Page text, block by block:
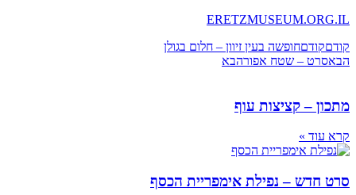
ERETZMUSEUM.ORG.IL
קודםקודםחופשה בעין זיוון – חלום בגולן
הבאסרט – שטח אפורהבא
מתכון – קציצות עוף
קרא עוד »
סרט חדש – נפילת אימפריית הכסף